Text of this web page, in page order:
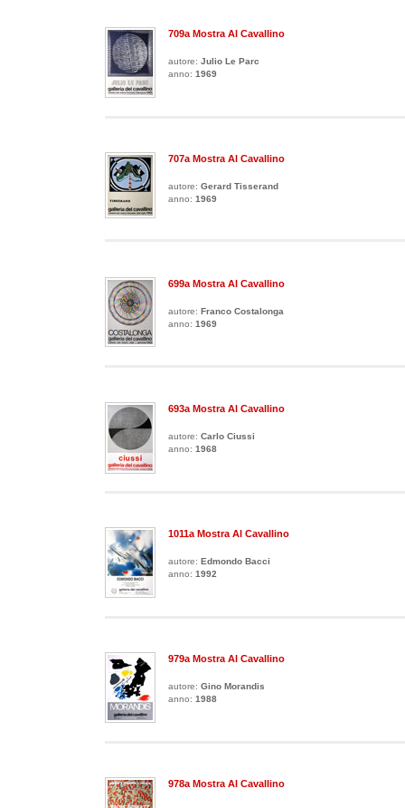
709a Mostra Al Cavallino
autore: Julio Le Parc
anno: 1969
707a Mostra Al Cavallino
autore: Gerard Tisserand
anno: 1969
699a Mostra Al Cavallino
autore: Franco Costalonga
anno: 1969
693a Mostra Al Cavallino
autore: Carlo Ciussi
anno: 1968
1011a Mostra Al Cavallino
autore: Edmondo Bacci
anno: 1992
979a Mostra Al Cavallino
autore: Gino Morandis
anno: 1988
978a Mostra Al Cavallino